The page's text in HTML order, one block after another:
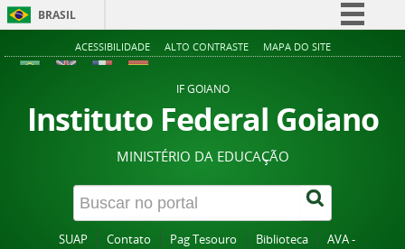
BRASIL
Simplifique!
Acesso à informação
Legislação
Canais
ACESSIBILIDADE ALTO CONTRASTE MAPA DO SITE
IF GOIANO
Instituto Federal Goiano
MINISTÉRIO DA EDUCAÇÃO
SUAP Contato Pag Tesouro Biblioteca
AVA -